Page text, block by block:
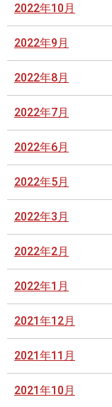
2022年10月
2022年9月
2022年8月
2022年7月
2022年6月
2022年5月
2022年3月
2022年2月
2022年1月
2021年12月
2021年11月
2021年10月